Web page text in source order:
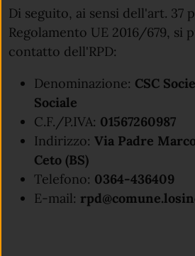
Di seguito, ai sensi dell'art. 37
Regolamento UE 2016/679, si
contatto dell'RPD:
Denominazione: CSC
Sociale
C.F./P.IVA: 01567260987
Indirizzo:Via Padre
Ceto (BS)
Telefono: 0364-436409
E-mail: